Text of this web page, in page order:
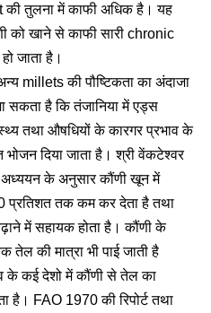
की तुलना में काफी अधिक है। यह
को खाने से काफी सारी chronic
हो जाता है।
millets की पौष्टिकता का अंदाजा
सकता है कि तंजानिया में एड्स
तथा औषधियों के कारगर प्रभाव के
भोजन दिया जाता है। श्री वेंकटेश्वर
अध्ययन के अनुसार कौंणी खून में
प्रतिशत तक कम कर देता है तथा
में सहायक होता है। कौंणी के
तेल की मात्रा भी पाई जाती है
के कई देशो में कौंणी से तेल का
है। FAO 1970 की रिपोर्ट तथा